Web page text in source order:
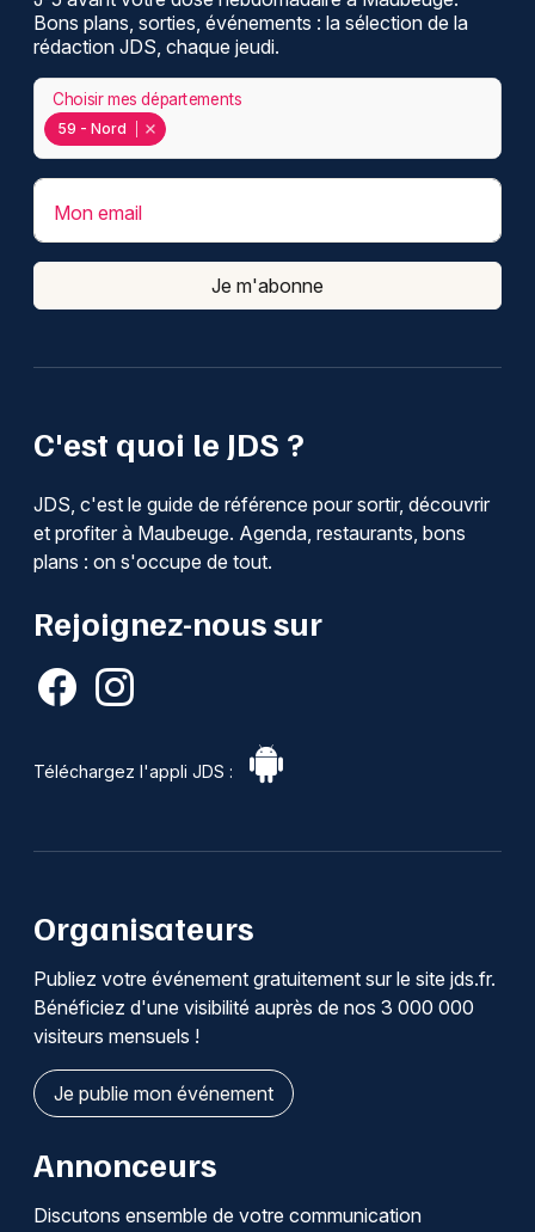
C'est quoi le JDS ?
JDS, c'est le guide de référence pour sortir, découvrir
et profiter à Maubeuge. Agenda, restaurants, bons
plans : on s'occupe de tout.
Rejoignez-nous sur
Téléchargez l'appli JDS :
Bons plans, sorties, événements : la sélection de la
rédaction JDS, chaque jeudi.
59 - Nord
Choisir mes départements
Mon email
Je m'abonne
Organisateurs
Publiez votre événement gratuitement sur le site jds.fr.
Bénéficiez d'une visibilité auprès de nos 3 000 000
visiteurs mensuels !
Je publie mon événement
Annonceurs
Discutons ensemble de votre communication